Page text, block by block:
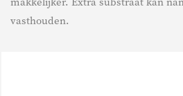
vasthouden.